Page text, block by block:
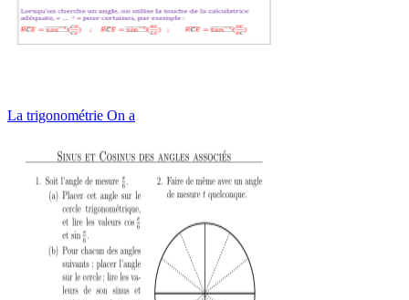
La trigonométrie On a